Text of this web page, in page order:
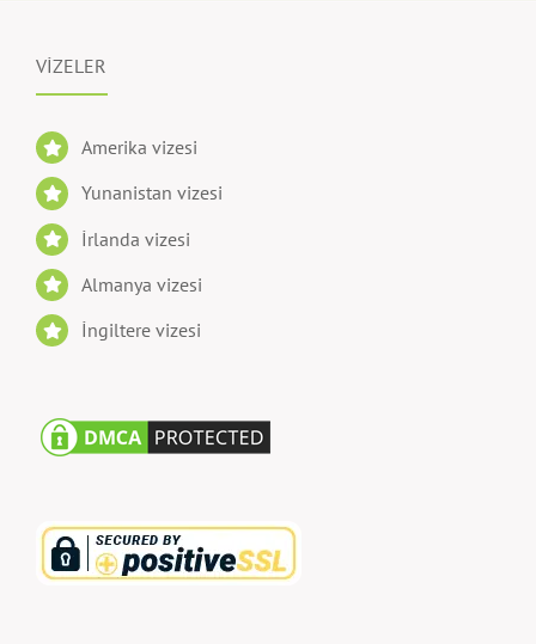
VİZELER
Amerika vizesi
Yunanistan vizesi
İrlanda vizesi
Almanya vizesi
İngiltere vizesi